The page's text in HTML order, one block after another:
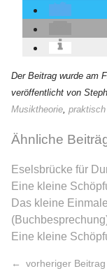
Der Beitrag wurde am
veröffentlicht von
Musiktheorie, praktisch
Ähnliche
Eselsbrücke für
Eine kleine
Das kleine
Eine kleine
vorheriger Beitrag